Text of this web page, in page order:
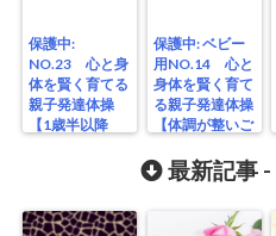
保護中:
NO.23 心と身
体を賢く育てる
親子発達体操
【1歳半以降
保護中: ベビー
用NO.14 心と
身体を賢く育て
る親子発達体操
【体調が整いご
遊び】
最新記事 -